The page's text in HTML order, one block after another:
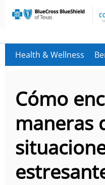
Health & Wellness
Cómo
maneras